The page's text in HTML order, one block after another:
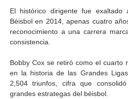
El histórico dirigente fue
Béisbol en 2014, apenas cuatro
reconocimiento a una carrera
consistencia.
Bobby Cox se retiró como el cuarto
en la historia de las Grandes
2,504 triunfos, cifra que
grandes estrategas del béisbol.